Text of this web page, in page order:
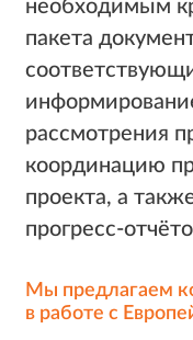
необходимым
пакета
рассмотрения
координацию
проекта, а
прогресс-
Мы предлагаем
в работе с